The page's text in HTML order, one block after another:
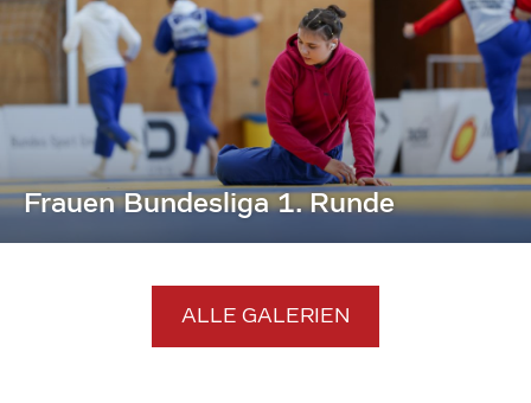
Frauen Bundesliga 1. Runde
ALLE GALERIEN